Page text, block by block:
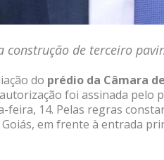
construção de terceiro
do prédio da Câmara
foi assinada pelo
feira, 14. Pelas regras
em frente à entrada